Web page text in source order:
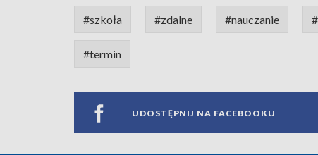
#szkoła #zdalne #nauczanie
#termin
UDOSTĘPNIJ NA FACEBOOKU